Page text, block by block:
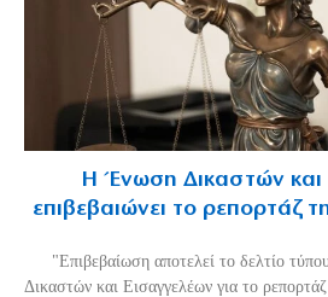
Η Ένωση Δικαστών και
επιβεβαιώνει το ρεπορτάζ
"Επιβεβαίωση αποτελεί το δελτίο
Δικαστών και Εισαγγελέων για το